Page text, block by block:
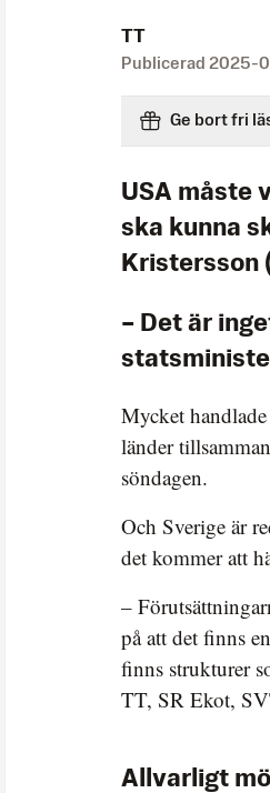
TT
Publicerad 2025-
Ge bort fri
USA måste
ska kunna
Kristersson
– Det är
Mycket
länder
söndagen.
Och Sverige är
det kommer att
–
på att det finns
finns strukturer
TT, SR Ekot,
Allvarligt